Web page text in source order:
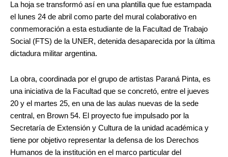
La hoja se transformó así en una plantilla que fue estampada
el lunes 24 de abril como parte del mural colaborativo en
conmemoración a esta estudiante de la Facultad de Trabajo
Social (FTS) de la UNER, detenida desaparecida por la última
dictadura militar argentina.
La obra, coordinada por el grupo de artistas Paraná Pinta, es
una iniciativa de la Facultad que se concretó, entre el jueves
20 y el martes 25, en una de las aulas nuevas de la sede
central, en Brown 54. El proyecto fue impulsado por la
Secretaría de Extensión y Cultura de la unidad académica y
tiene por objetivo representar la defensa de los Derechos
Humanos de la institución en el marco particular del